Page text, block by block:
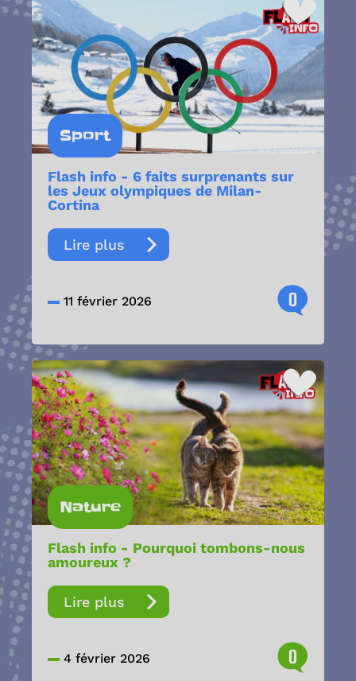
Sport
Flash info - 6 faits surprenants sur
les Jeux olympiques de Milan-
Cortina
Lire plus
11 février 2026 0
Nature
Flash info - Pourquoi tombons-nous
amoureux ?
Lire plus
4 février 2026 0